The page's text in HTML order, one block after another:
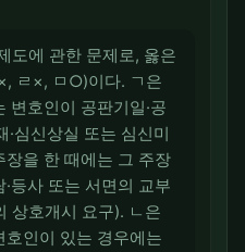
에 관한 문제로, 옳은
ㄹ×, ㅁ○)이다. ㄱ은
변호인이 공판기일·공
심신상실 또는 심신미
장을 한 때에는 그 주장
등사 또는 서면의 교부
상호개시 요구). ㄴ은
인이 있는 경우에는